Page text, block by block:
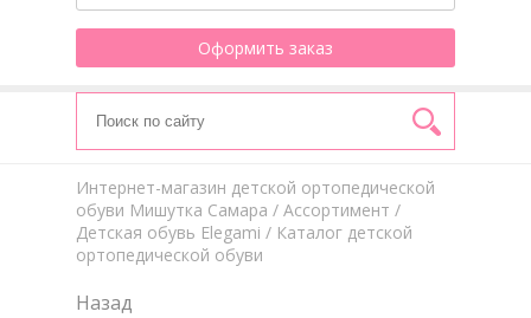
Оформить заказ
Интернет-магазин детской ортопедической
обуви Мишутка Самара / Aссортимент /
Детская обувь Elegami / Каталог детской
ортопедической обуви
Назад